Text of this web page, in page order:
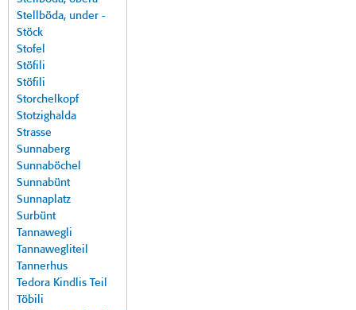
Stellböda, under -
Stöck
Stofel
Stöfili
Stöfili
Storchelkopf
Stotzighalda
Strasse
Sunnaberg
Sunnaböchel
Sunnabünt
Sunnaplatz
Surbünt
Tannawegli
Tannawegliteil
Tannerhus
Tedora Kindlis Teil
Töbili